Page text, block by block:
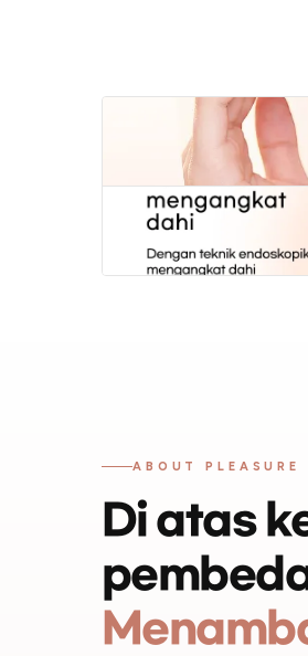
ABOUT PLEASURE
Di atas